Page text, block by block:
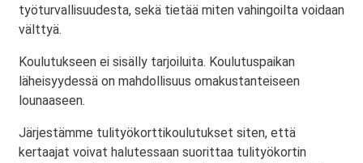
työturvallisuudesta, sekä tietää miten vahingoilta voidaan
välttyä.
Koulutukseen ei sisälly tarjoiluita. Koulutuspaikan
läheisyydessä on mahdollisuus omakustanteiseen
lounaaseen.
Järjestämme tulityökorttikoulutukset siten, että
kertaajat voivat halutessaan suorittaa tulityökortin